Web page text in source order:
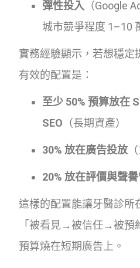
彈性投入 （Google
城市競爭程度 1–10
實務經驗顯示，若想穩定
有效的配置是：
至少 50% 預算放在
SEO （長期資產）
30% 放在廣告投放
20% 放在評價與聲
這樣的配置能讓牙醫診所
「被看見→被信任→被預
預算燒在短期廣告上。